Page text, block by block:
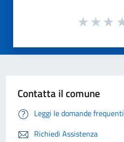
Contatta il comune
Leggi le domande frequenti
Richiedi Assistenza